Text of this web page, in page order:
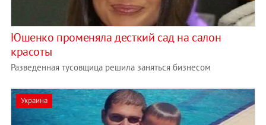
Юшенко променяла десткий сад на салон
красоты
Разведенная тусовщица решила заняться бизнесом
Украина